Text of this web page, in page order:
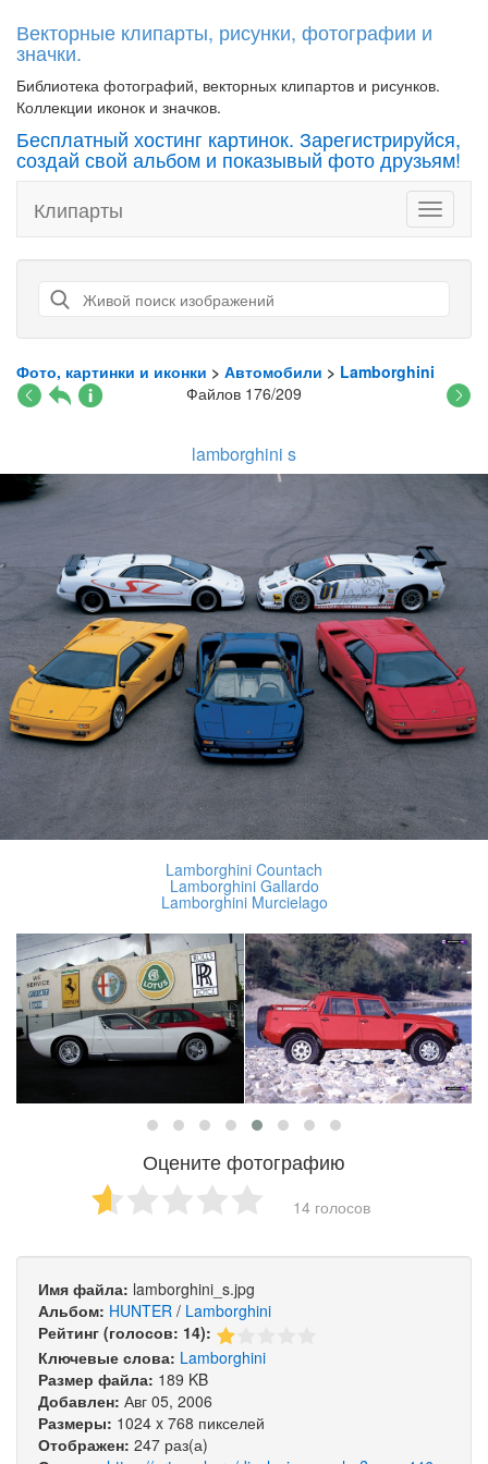
Векторные клипарты, рисунки, фотографии и
значки.
Библиотека фотографий, векторных клипартов и рисунков.
Коллекции иконок и значков.
Бесплатный хостинг картинок. Зарегистрируйся,
создай свой альбом и показывый фото друзьям!
Toggle
Клипарты
Фото, картинки и иконки > Автомобили > Lamborghini
Файлов 176/209
lamborghini s
Lamborghini Countach
Lamborghini Gallardo
Lamborghini Murcielago
Оцените фотографию
14 голосов
Имя файла: lamborghini_s.jpg
Альбом: HUNTER / Lamborghini
Рейтинг (голосов: 14):
Ключевые слова: Lamborghini
Размер файла: 189 KB
Добавлен: Авг 05, 2006
Размеры: 1024 x 768 пикселей
Отображен: 247 раз(а)